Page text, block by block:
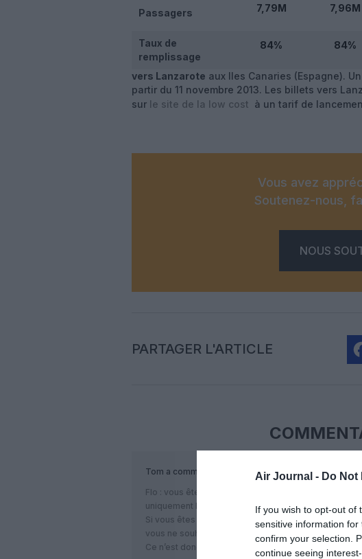
Air Journal - Do
If you wish to opt-out of
sensitive information
confirm your selection.
continue seeing
Passagers 7,79M 7,96M
Taux de
remplissage
84% 84%
vers Lanzarote aux Iles Canaries (Espagne).
partir du 11 novembre 2013. Les billets vers
sur le site de la low cost à un tarif de
Vous avez
Soutenez-nous,
NOUS
PARTAGER L'ARTICLE
Tom a commenté :
Flo : vous êtes sérieux ? tous les passagers sont
uniquement le prix et se satisfont très bien d’un vol
Si vous êtes en province, vous n’avez souvent que
vous ne souhaitez pas faire un détour par le hub
Ce n’est donc même pas un choix.